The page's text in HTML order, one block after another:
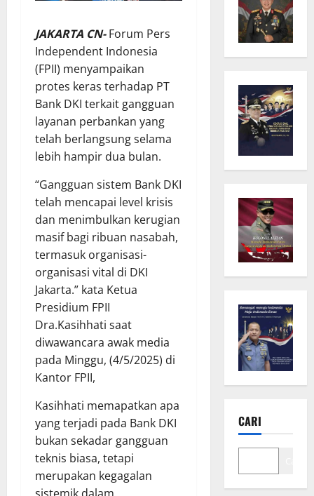
JAKARTA CN- Forum Pers
Independent Indonesia
(FPII) menyampaikan
protes keras terhadap PT
Bank DKI terkait gangguan
layanan perbankan yang
telah berlangsung selama
lebih hampir dua bulan.
“Gangguan sistem Bank DKI
telah mencapai level krisis
dan menimbulkan kerugian
masif bagi ribuan nasabah,
termasuk organisasi-
organisasi vital di DKI
Jakarta.” kata Ketua
Presidium FPII
Dra.Kasihhati saat
diwawancara awak media
pada Minggu, (4/5/2025) di
Kantor FPII,
Kasihhati memapatkan apa
yang terjadi pada Bank DKI
bukan sekadar gangguan
teknis biasa, tetapi
merupakan kegagalan
CARI